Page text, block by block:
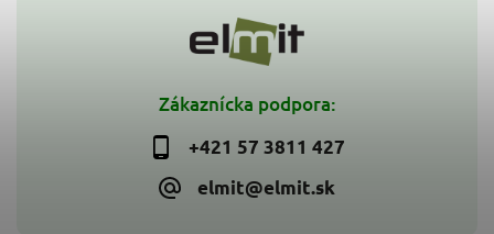
Zákaznícka podpora:
+421 57 3811 427
elmit@elmit.sk